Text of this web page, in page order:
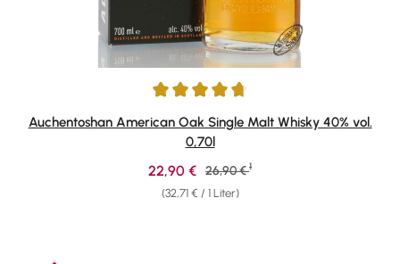
Durchschnittliche Bewertung von 4.65 von 5 Sternen
Auchentoshan American Oak Single Malt Whisky 40% vol.
0,70l
(32,71 € / 1 Liter)
Verkaufspreis:
22,90 € Regulärer Preis:
26,90 € 1